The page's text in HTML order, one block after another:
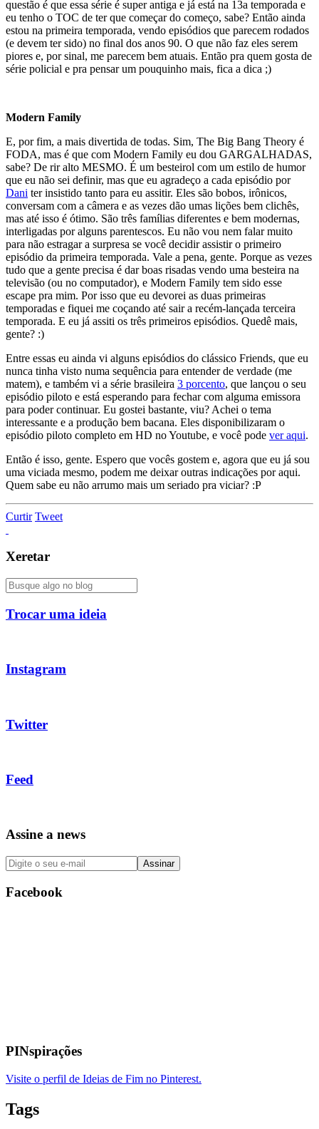
questão é que essa série é super antiga e já está na 13a temporada e
eu tenho o TOC de ter que começar do começo, sabe? Então ainda
estou na primeira temporada, vendo episódios que parecem rodados
(e devem ter sido) no final dos anos 90. O que não faz eles serem
piores e, por sinal, me parecem bem atuais. Então pra quem gosta de
série policial e pra pensar um pouquinho mais, fica a dica ;)
Modern Family
E, por fim, a mais divertida de todas. Sim, The Big Bang Theory é
FODA, mas é que com Modern Family eu dou GARGALHADAS,
sabe? De rir alto MESMO. É um besteirol com um estilo de humor
que eu não sei definir, mas que eu agradeço a cada episódio por
Dani ter insistido tanto para eu assitir. Eles são bobos, irônicos,
conversam com a câmera e as vezes dão umas lições bem clichês,
mas até isso é ótimo. São três famílias diferentes e bem modernas,
interligadas por alguns parentescos. Eu não vou nem falar muito
para não estragar a surpresa se você decidir assistir o primeiro
episódio da primeira temporada. Vale a pena, gente. Porque as vezes
tudo que a gente precisa é dar boas risadas vendo uma besteira na
televisão (ou no computador), e Modern Family tem sido esse
escape pra mim. Por isso que eu devorei as duas primeiras
temporadas e fiquei me coçando até sair a recém-lançada terceira
temporada. E eu já assiti os três primeiros episódios. Quedê mais,
gente? :)
Entre essas eu ainda vi alguns episódios do clássico Friends, que eu
nunca tinha visto numa sequência para entender de verdade (me
matem), e também vi a série brasileira 3 porcento, que lançou o seu
episódio piloto e está esperando para fechar com alguma emissora
para poder continuar. Eu gostei bastante, viu? Achei o tema
interessante e a produção bem bacana. Eles disponibilizaram o
episódio piloto completo em HD no Youtube, e você pode ver aqui.
Então é isso, gente. Espero que vocês gostem e, agora que eu já sou
uma viciada mesmo, podem me deixar outras indicações por aqui.
Quem sabe eu não arrumo mais um seriado pra viciar? :P
Curtir Tweet
Xeretar
Trocar uma ideia
Instagram
Twitter
Feed
Assine a news
Facebook
PINspirações
Visite o perfil de Ideias de Fim no Pinterest.
Tags